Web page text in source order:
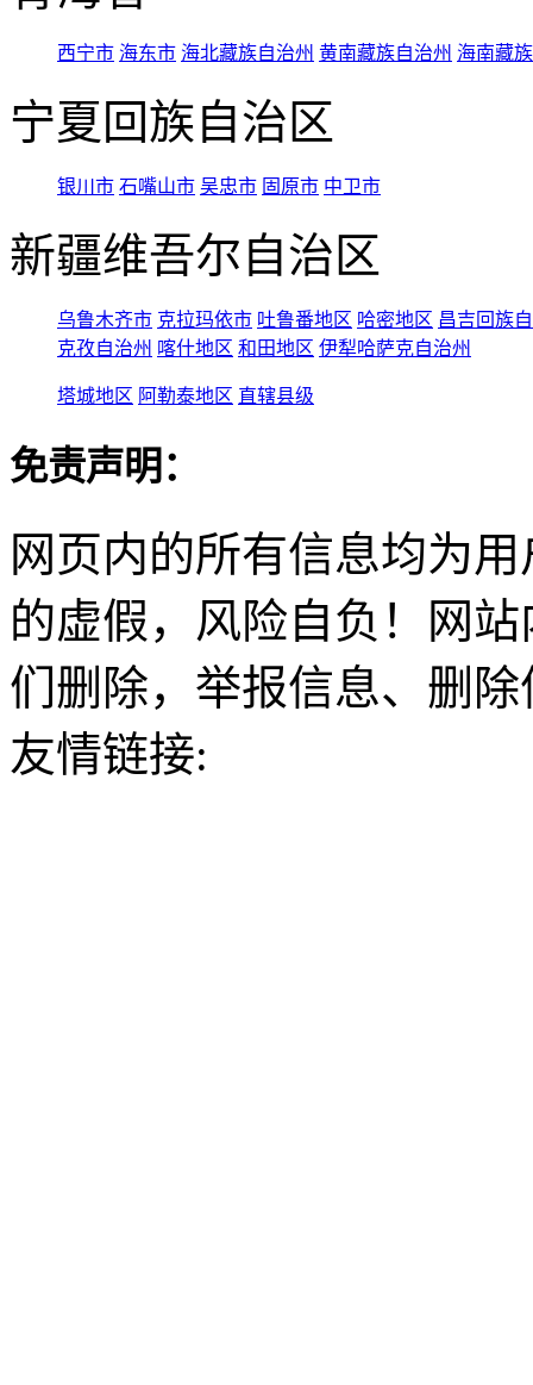
西宁市 海东市 海北藏族自治州 黄南藏族自治州 海南藏
宁夏回族自治区
银川市 石嘴山市 吴忠市 固原市 中卫市
新疆维吾尔自治区
乌鲁木齐市 克拉玛依市 吐鲁番地区 哈密地区 昌吉回族
克孜自治州 喀什地区 和田地区 伊犁哈萨克自治州
塔城地区 阿勒泰地区 直辖县级
免责声明：
网页内的所有信息均为
的虚假，风险自负！网
们删除，举报信息、删
友情链接: